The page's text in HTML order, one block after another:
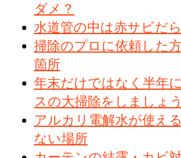
ダメ？
水道管の中は赤サビだ
掃除のプロに依頼した
箇所
年末だけではなく半年
スの大掃除をしましょう
アルカリ電解水が使え
ない場所